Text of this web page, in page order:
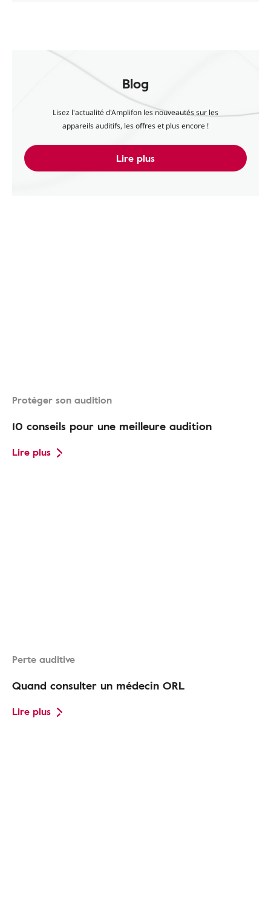
Blog
Lisez l'actualité d'Amplifon les nouveautés sur les
appareils auditifs, les offres et plus encore !
Lire plus
Protéger son audition
10 conseils pour une meilleure audition
Lire plus
Perte auditive
Quand consulter un médecin ORL
Lire plus